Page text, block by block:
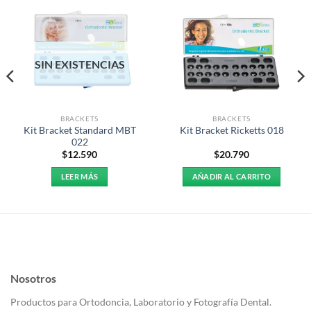
SIN EXISTENCIAS
BRACKETS
Kit Bracket Standard MBT
022
$12.590
LEER MÁS
BRACKETS
Kit Bracket Ricketts 018
$20.790
AÑADIR AL CARRITO
Nosotros
Productos para Ortodoncia, Laboratorio y Fotografía Dental.